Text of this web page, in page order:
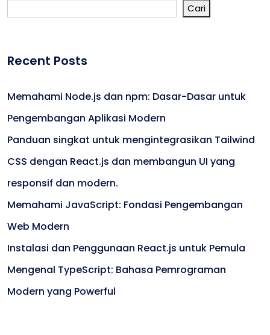
Cari
Recent Posts
Memahami Node.js dan npm: Dasar-Dasar untuk
Pengembangan Aplikasi Modern
Panduan singkat untuk mengintegrasikan Tailwind
CSS dengan React.js dan membangun UI yang
responsif dan modern.
Memahami JavaScript: Fondasi Pengembangan
Web Modern
Instalasi dan Penggunaan React.js untuk Pemula
Mengenal TypeScript: Bahasa Pemrograman
Modern yang Powerful